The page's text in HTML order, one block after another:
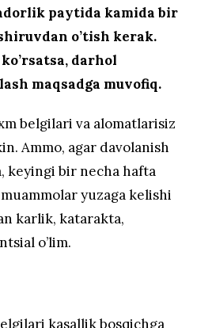
paytida kamida bir
o’tish kerak.
darhol
maqsadga muvofiq.
belgilari va alomatlarisiz
Ammo, agar davolanish
keyingi bir necha hafta
yuzaga kelishi
karlik, katarakta,
o’lim.
kasallik bosqichga